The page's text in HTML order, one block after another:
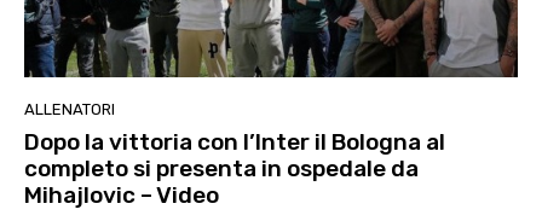
ALLENATORI
Dopo la vittoria con l’Inter il Bologna al
completo si presenta in ospedale da
Mihajlovic – Video